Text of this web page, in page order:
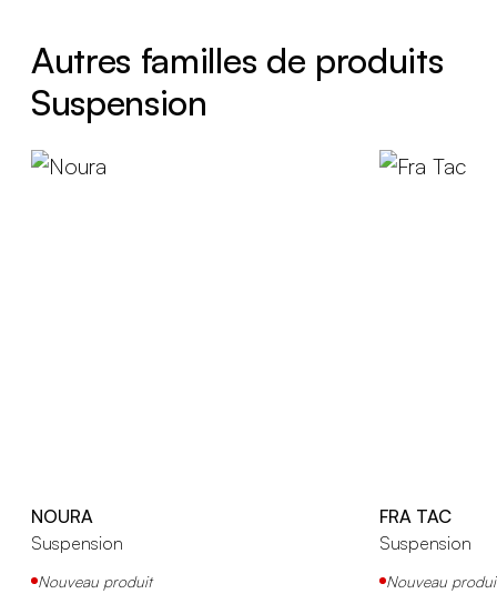
Autres familles de produits
Suspension
NOURA
Suspension
Nouveau produit
FRA TAC
Suspension
Nouveau